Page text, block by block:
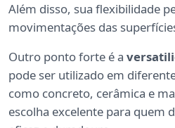
Além disso, sua flexibilidade
movimentações das
Outro ponto forte é a
pode ser utilizado em
como concreto, cerâmica e
escolha excelente para quem